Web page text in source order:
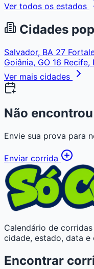
Ver todos os estados
Cidades
Salvador, BA 27
Goiânia, GO 16 Recife,
Ver mais cidades
Não
Envie sua prova para
Enviar corrida
Calendário de
cidade, estado, data e
Encontrar